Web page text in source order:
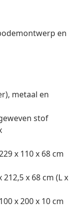
en
metaal en
stof
x 110 x 68 cm
x 68 cm (L x
x 200 x 10 cm